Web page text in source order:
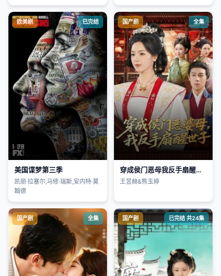
欧美剧 已完结
美国谍梦第三季
凯丽·拉塞尔,马修·瑞斯,安内特·莫
翰德
国产剧 全集
穿成侯门恶母我反手扇醒世子
王昱赫&熊玉婷
国产剧 全集 国产剧 已完结 共24集